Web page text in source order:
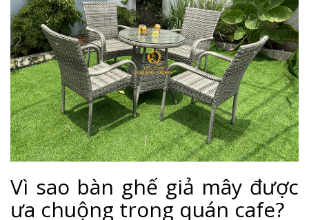
Vì sao bàn ghế giả mây được
ưa chuộng trong quán cafe?